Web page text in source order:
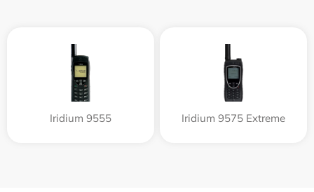
Iridium 9555 Iridium 9575 Extreme